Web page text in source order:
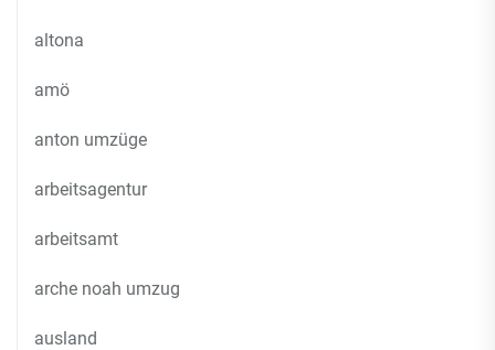
altona
amö
anton umzüge
arbeitsagentur
arbeitsamt
arche noah umzug
ausland